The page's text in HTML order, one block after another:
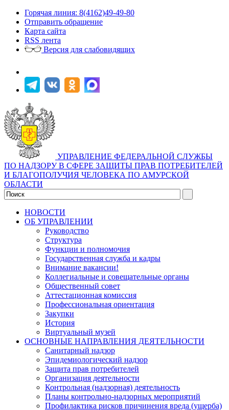
Горячая линия: 8(4162)49-49-80
Отправить обращение
Карта сайта
RSS лента
Версия для слабовидящих
УПРАВЛЕНИЕ ФЕДЕРАЛЬНОЙ СЛУЖБЫ
ПО НАДЗОРУ В СФЕРЕ ЗАЩИТЫ ПРАВ ПОТРЕБИТЕЛЕЙ
И БЛАГОПОЛУЧИЯ ЧЕЛОВЕКА ПО АМУРСКОЙ
ОБЛАСТИ
НОВОСТИ
ОБ УПРАВЛЕНИИ
Руководство
Структура
Функции и полномочия
Государственная служба и кадры
Внимание вакансии!
Коллегиальные и совещательные органы
Общественный совет
Аттестационная комиссия
Профессиональная ориентация
Закупки
История
Виртуальный музей
ОСНОВНЫЕ НАПРАВЛЕНИЯ ДЕЯТЕЛЬНОСТИ
Санитарный надзор
Эпидемиологический надзор
Защита прав потребителей
Организация деятельности
Контрольная (надзорная) деятельность
Планы контрольно-надзорных мероприятий
Профилактика рисков причинения вреда (ущерба)